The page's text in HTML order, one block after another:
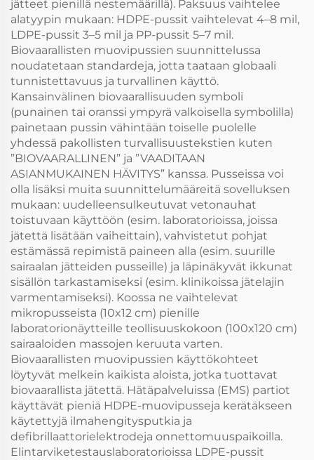
jätteet pienillä nestemäärillä). Paksuus vaihtelee
alatyypin mukaan: HDPE-pussit vaihtelevat 4–8 mil,
LDPE-pussit 3–5 mil ja PP-pussit 5–7 mil.
Biovaarallisten muovipussien suunnittelussa
noudatetaan standardeja, jotta taataan globaali
tunnistettavuus ja turvallinen käyttö.
Kansainvälinen biovaarallisuuden symboli
(punainen tai oranssi ympyrä valkoisella symbolilla)
painetaan pussin vähintään toiselle puolelle
yhdessä pakollisten turvallisuustekstien kuten
”BIOVAARALLINEN” ja ”VAADITAAN
ASIANMUKAINEN HÄVITYS” kanssa. Pusseissa voi
olla lisäksi muita suunnittelumääreitä sovelluksen
mukaan: uudelleensulkeutuvat vetonauhat
toistuvaan käyttöön (esim. laboratorioissa, joissa
jätettä lisätään vaiheittain), vahvistetut pohjat
estämässä repimistä paineen alla (esim. suurille
sairaalan jätteiden pusseille) ja läpinäkyvät ikkunat
sisällön tarkastamiseksi (esim. klinikoissa jätelajin
varmentamiseksi). Koossa ne vaihtelevat
mikropusseista (10x12 cm) pienille
laboratorionäytteille teollisuuskokoon (100x120 cm)
sairaaloiden massojen keruuta varten.
Biovaarallisten muovipussien käyttökohteet
löytyvät melkein kaikista aloista, jotka tuottavat
biovaarallista jätettä. Hätäpalveluissa (EMS) partiot
käyttävät pieniä HDPE-muovipusseja kerätäkseen
käytettyjä ilmahengitysputkia ja
defibrillaattorielektrodeja onnettomuuspaikoilla.
Elintarviketestauslaboratorioissa LDPE-pussit